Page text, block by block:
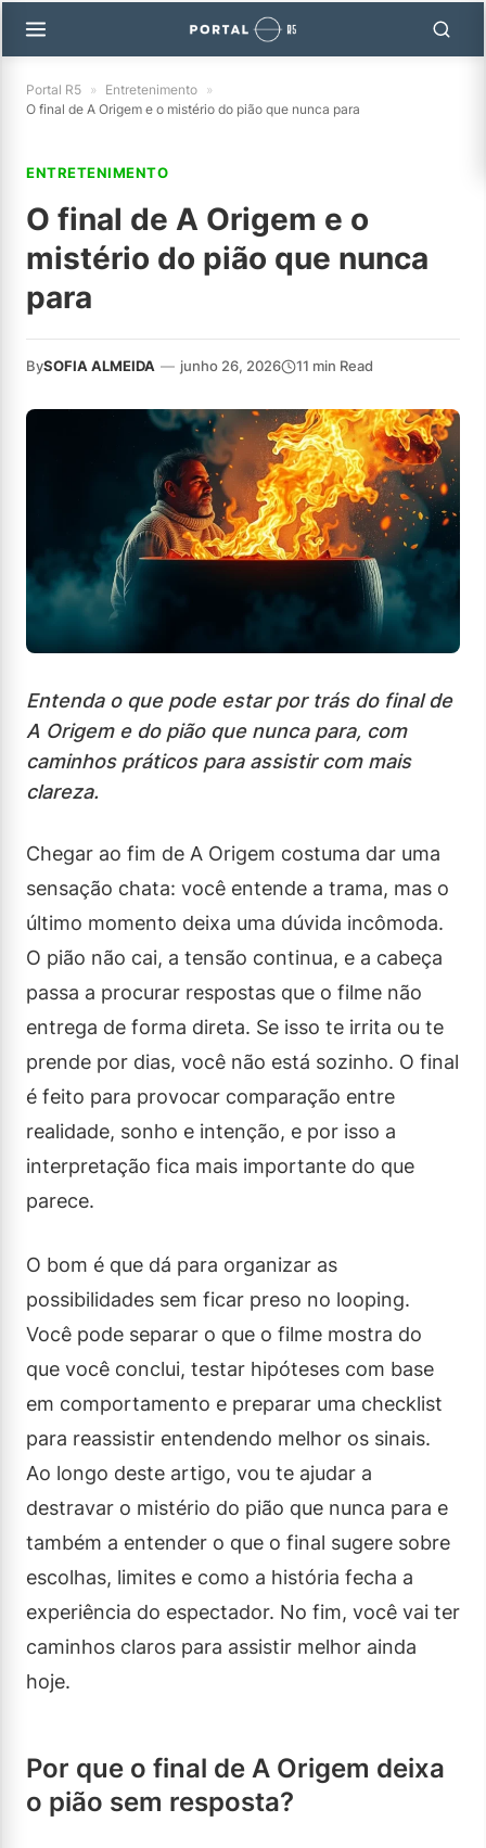
Portal R5 » Entretenimento »
O final de A Origem e o mistério do pião que nunca para
ENTRETENIMENTO
O final de A Origem e o
mistério do pião que nunca
para
BySOFIA ALMEIDA — junho 26, 2026 11 min Read
Entenda o que pode estar por trás do final de
A Origem e do pião que nunca para, com
caminhos práticos para assistir com mais
clareza.
Chegar ao fim de A Origem costuma dar uma
sensação chata: você entende a trama, mas o
último momento deixa uma dúvida incômoda.
O pião não cai, a tensão continua, e a cabeça
passa a procurar respostas que o filme não
entrega de forma direta. Se isso te irrita ou te
prende por dias, você não está sozinho. O final
é feito para provocar comparação entre
realidade, sonho e intenção, e por isso a
interpretação fica mais importante do que
parece.
O bom é que dá para organizar as
possibilidades sem ficar preso no looping.
Você pode separar o que o filme mostra do
que você conclui, testar hipóteses com base
em comportamento e preparar uma checklist
para reassistir entendendo melhor os sinais.
Ao longo deste artigo, vou te ajudar a
destravar o mistério do pião que nunca para e
também a entender o que o final sugere sobre
escolhas, limites e como a história fecha a
experiência do espectador. No fim, você vai ter
caminhos claros para assistir melhor ainda
hoje.
Por que o final de A Origem deixa
o pião sem resposta?